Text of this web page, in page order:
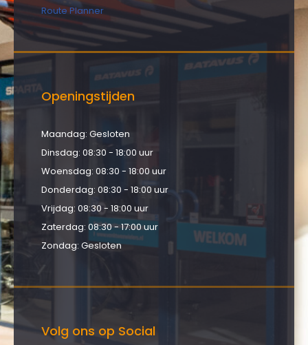
Route Planner
Openingstijden
Maandag: Gesloten
Dinsdag: 08:30 - 18:00 uur
Woensdag: 08:30 - 18:00 uur
Donderdag: 08:30 - 18:00 uur
Vrijdag: 08:30 - 18:00 uur
Zaterdag: 08:30 - 17:00 uur
Zondag: Gesloten
Volg ons op Social